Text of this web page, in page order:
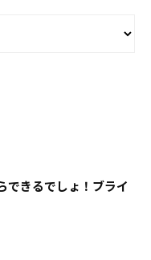
できるでしょ！ブライ